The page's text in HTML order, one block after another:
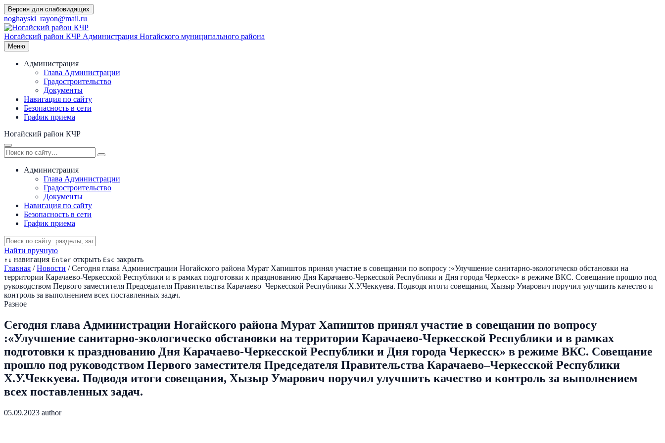
Перейти
к
содержимому
Версия для слабовидящих
noghayski_rayon@mail.ru
Ногайский район КЧР Администрация Ногайского муниципального района
Меню
Администрация
Глава Администрации
Градостроительство
Документы
Навигация по сайту
Безопасность в сети
График приема
Ногайский район КЧР
Администрация
Глава Администрации
Градостроительство
Документы
Навигация по сайту
Безопасность в сети
График приема
Найти вручную
↑ ↓ навигация Enter открыть Esc закрыть
Главная / Новости / Сегодня глава Администрации Ногайского района Мурат Хапиштов принял участие в совещании по вопросу :«Улучшение санитарно-экологическо обстановки на
территории Карачаево-Черкесской Республики и в рамках подготовки к празднованию Дня Карачаево-Черкесской Республики и Дня города Черкесск» в режиме ВКС. Совещание прошло под
руководством Первого заместителя Председателя Правительства Карачаево–Черкесской Республики Х.У.Чеккуева. Подводя итоги совещания, Хызыр Умарович поручил улучшить качество и
контроль за выполнением всех поставленных задач.
Разное
Сегодня глава Администрации Ногайского района Мурат Хапиштов принял участие в совещании по вопросу
:«Улучшение санитарно-экологическо обстановки на территории Карачаево-Черкесской Республики и в рамках
подготовки к празднованию Дня Карачаево-Черкесской Республики и Дня города Черкесск» в режиме ВКС. Совещание
прошло под руководством Первого заместителя Председателя Правительства Карачаево–Черкесской Республики
Х.У.Чеккуева. Подводя итоги совещания, Хызыр Умарович поручил улучшить качество и контроль за выполнением
всех поставленных задач.
05.09.2023 author